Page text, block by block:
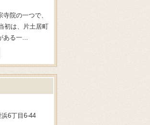
院の一つで、
初は、片土居町
ある一...
6丁目6-44